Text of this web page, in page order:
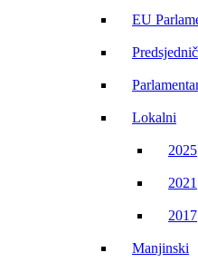
EU
Lokalni
2025
2021
2017
Manjinski